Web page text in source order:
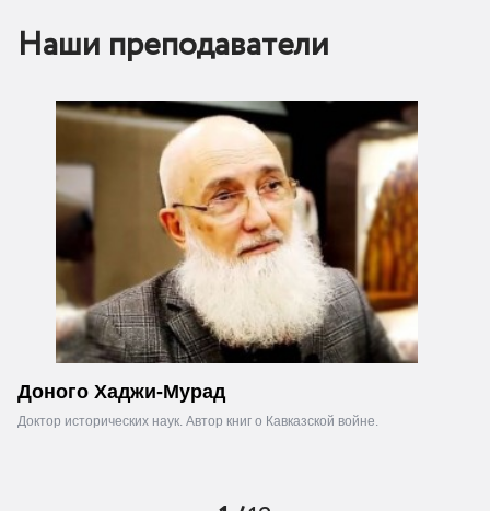
Наши преподаватели
Доного Хаджи-Мурад
Доктор исторических наук. Автор книг о Кавказской войне.